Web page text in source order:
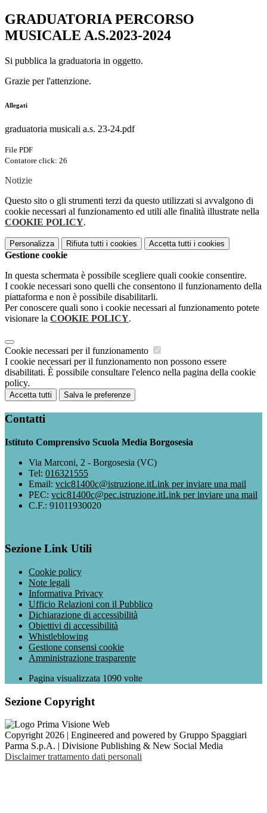
GRADUATORIA PERCORSO
MUSICALE A.S.2023-2024
Si pubblica la graduatoria in oggetto.
Grazie per l'attenzione.
Allegati
graduatoria musicali a.s. 23-24.pdf
File PDF
Contatore click: 26
Notizie
Questo sito o gli strumenti terzi da questo utilizzati si avvalgono di
cookie necessari al funzionamento ed utili alle finalità illustrate nella
COOKIE POLICY.
Personalizza Rifiuta tutti i cookies Accetta tutti i cookies
Gestione cookie
In questa schermata è possibile scegliere quali cookie consentire.
I cookie necessari sono quelli che consentono il funzionamento della
piattaforma e non è possibile disabilitarli.
Per conoscere quali sono i cookie necessari al funzionamento potete
visionare la COOKIE POLICY.
Cookie necessari per il funzionamento
I cookie necessari per il funzionamento non possono essere
disabilitati. È possibile consultare l'elenco nella pagina della cookie
policy.
Accetta tutti Salva le preferenze
Contatti
Istituto Comprensivo Scuola Media Borgosesia
Via Marconi, 2 - Borgosesia (VC)
Tel: 016321555
Email: vcic81400c@istruzione.itLink per inviare una mail
PEC: vcic81400c@pec.istruzione.itLink per inviare una mail
C.F.: 91011930020
Sezione Link Utili
Cookie policy
Note legali
Informativa Privacy
Ufficio Relazioni con il Pubblico
Dichiarazione di accessibilità
Obiettivi di accessibilità
Whistleblowing
Gestione consensi cookie
Amministrazione trasparente
Pagina visualizzata 1090 volte
Sezione Copyright
Copyright 2026 | Engineered and powered by Gruppo Spaggiari
Parma S.p.A. | Divisione Publishing & New Social Media
Disclaimer trattamento dati personali